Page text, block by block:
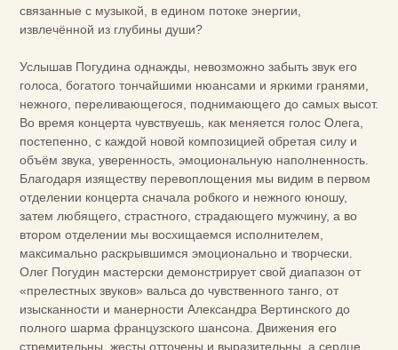
связанные с музыкой, в едином потоке энергии,
извлечённой из глубины души?
Услышав Погудина однажды, невозможно забыть звук его
голоса, богатого тончайшими нюансами и яркими гранями,
нежного, переливающегося, поднимающего до самых высот.
Во время концерта чувствуешь, как меняется голос Олега,
постепенно, с каждой новой композицией обретая силу и
объём звука, уверенность, эмоциональную наполненность.
Благодаря изяществу перевоплощения мы видим в первом
отделении концерта сначала робкого и нежного юношу,
затем любящего, страстного, страдающего мужчину, а во
втором отделении мы восхищаемся исполнителем,
максимально раскрывшимся эмоционально и творчески.
Олег Погудин мастерски демонстрирует свой диапазон от
«прелестных звуков» вальса до чувственного танго, от
изысканности и манерности Александра Вертинского до
полного шарма французского шансона. Движения его
стремительны, жесты отточены и выразительны, а сердце